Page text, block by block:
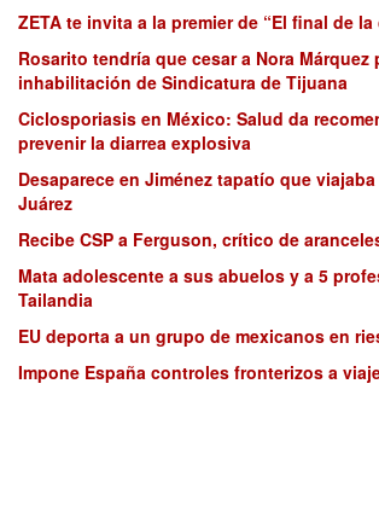
ZETA te invita a la premier de “El final de la
Rosarito tendría que cesar a Nora Márquez
inhabilitación de Sindicatura de Tijuana
Ciclosporiasis en México: Salud da
prevenir la diarrea explosiva
Desaparece en Jiménez tapatío que
Juárez
Recibe CSP a Ferguson, crítico de
Mata adolescente a sus abuelos y a 5
Tailandia
EU deporta a un grupo de mexicanos en
Impone España controles fronterizos a